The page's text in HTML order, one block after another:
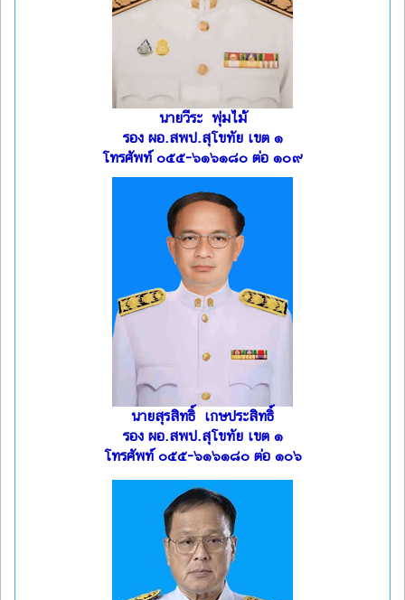
นายวีระ พุ่มไม้
รอง ผอ.สพป.สุโขทัย เขต ๑
โทรศัพท์ ๐๕๕-๖๑๖๑๘๐ ต่อ ๑๐๙
นายสุรสิทธิ์ เกษประสิทธิ์
รอง ผอ.สพป.สุโขทัย เขต ๑
โทรศัพท์ ๐๕๕-๖๑๖๑๘๐ ต่อ ๑๐๖